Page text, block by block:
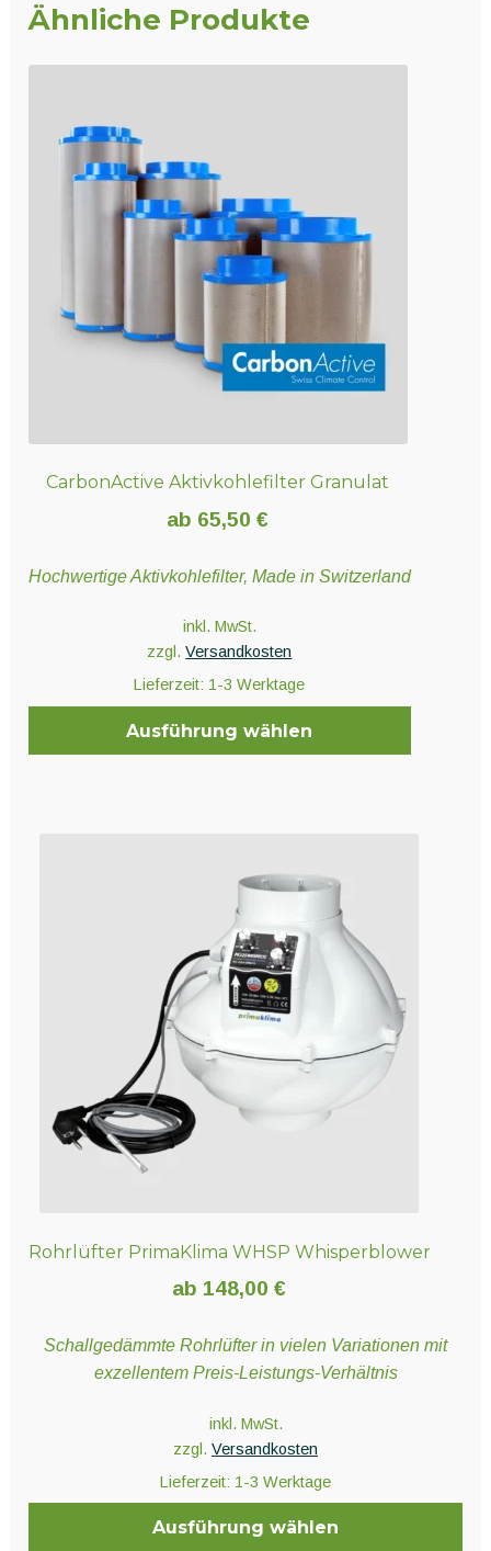
Ähnliche Produkte
CarbonActive Aktivkohlefilter Granulat
ab 65,50€
Hochwertige Aktivkohlefilter, Made in Switzerland
inkl. MwSt.
zzgl.Versandkosten
Lieferzeit: 1-3 Werktage
Ausführung wählen
werden
Rohrlüfter PrimaKlima WHSP Whisperblower
ab 148,00€
Schallgedämmte Rohrlüfter in vielen Variationen mit
exzellentem Preis-Leistungs-Verhältnis
inkl. MwSt.
zzgl. Versandkosten
Lieferzeit: 1-3 Werktage
Ausführung wählen